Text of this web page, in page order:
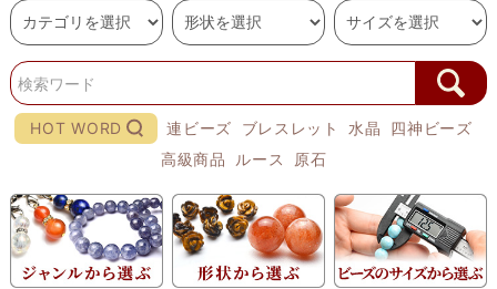
HOT WORD 連ビーズ ブレスレット 水晶
四神ビーズ
高級商品
ルース 原石